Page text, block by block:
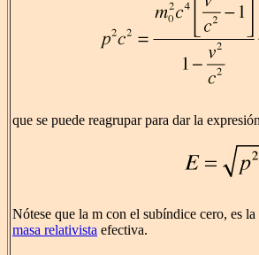
que se puede reagrupar para dar la
Nótese que la m con el subíndice cero, es
masa relativista efectiva.